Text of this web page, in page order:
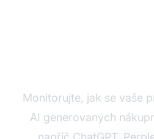
Monitorujte, jak se vaše
AI generovaných